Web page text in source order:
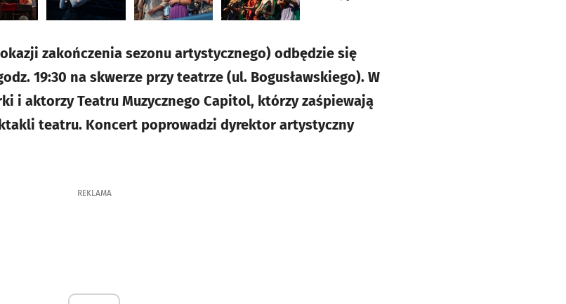
zakończenia sezonu artystycznego) odbędzie się
19:30 na skwerze przy teatrze (ul. Bogusławskiego). W
i aktorzy Teatru Muzycznego Capitol, którzy zaśpiewają
teatru. Koncert poprowadzi dyrektor artystyczny
REKLAMA